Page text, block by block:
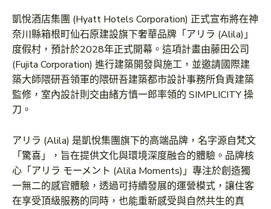
凱悅酒店集團 (Hyatt Hotels Corporation) 正式宣布將在神
奈川縣箱根町仙石原建設旗下奢華品牌「アリラ (Alila)」
度假村，預計於2028年正式開幕。這項計畫由藤田公司
(Fujita Corporation) 進行建築開發與施工，並邀請國際建
築大師隈研吾領軍的隈研吾建築都市設計事務所負責建築
監修，室內設計則交由緒方慎一郎率領的 SIMPLICITY 操
刀。
アリラ (Alila) 是凱悅集團旗下的高端品牌，名字源自梵文
「驚喜」，旨在提供文化與環境深度融合的體驗。品牌核
心「アリラ モーメント (Alila Moments)」專注於創造獨
一無二的感官體驗，透過可持續發展的運營模式，讓住客
在享受頂級服務的同時，也能重新感受與自然共生的真